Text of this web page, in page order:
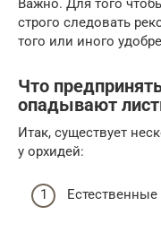
Важно. Для того
строго следовать
того или иного
Что
опадывают
Итак, существует
у орхидей: